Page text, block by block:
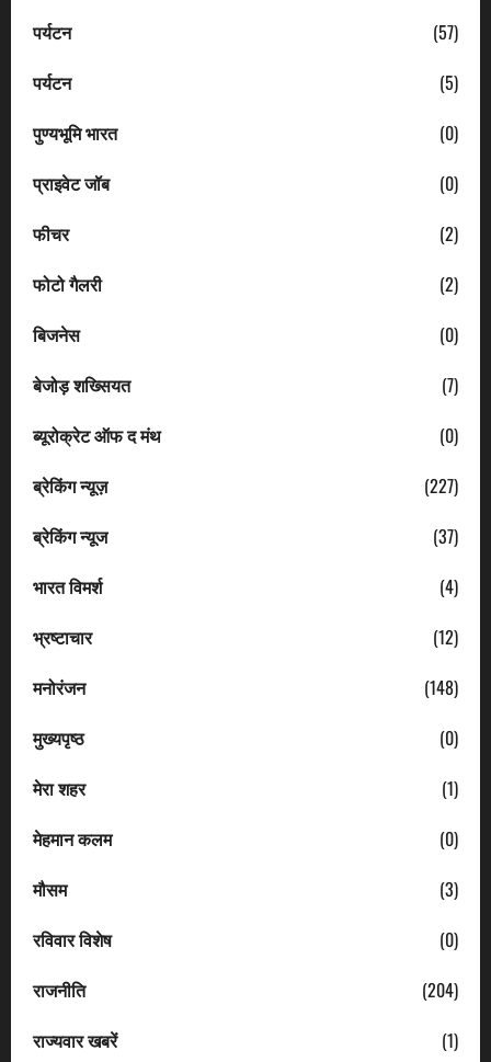
पर्यटन
(57)
पर्यटन
(5)
पुण्यभूमि भारत
(0)
प्राइवेट जॉब
(0)
फीचर
(2)
फोटो गैलरी
(2)
बिजनेस
(0)
बेजोड़ शख्सियत
(7)
ब्यूरोक्रेट ऑफ द मंथ
(0)
ब्रेकिंग न्यूज़
(227)
ब्रेकिंग न्यूज
(37)
भारत विमर्श
(4)
भ्रष्टाचार
(12)
मनोरंजन
(148)
मुख्यपृष्ठ
(0)
मेरा शहर
(1)
मेहमान कलम
(0)
मौसम
(3)
रविवार विशेष
(0)
राजनीति
(204)
राज्यवार खबरें
(1)